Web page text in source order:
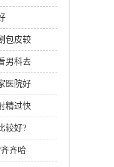
包皮较
男科去
医院
医院好
精过快
较好?
齐哈